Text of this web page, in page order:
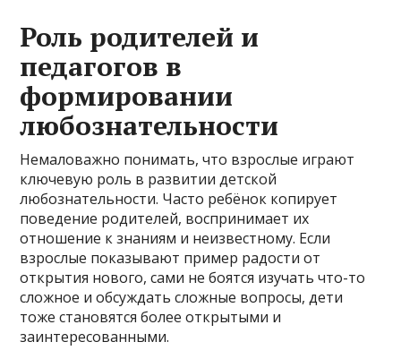
Роль родителей и
педагогов в
формировании
любознательности
Немаловажно понимать, что взрослые играют
ключевую роль в развитии детской
любознательности. Часто ребёнок копирует
поведение родителей, воспринимает их
отношение к знаниям и неизвестному. Если
взрослые показывают пример радости от
открытия нового, сами не боятся изучать что-то
сложное и обсуждать сложные вопросы, дети
тоже становятся более открытыми и
заинтересованными.